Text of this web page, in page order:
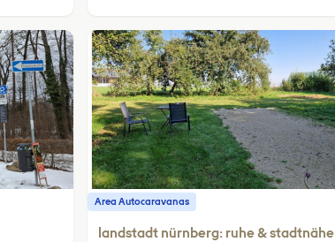
Area Autocaravanas
landstadt nürnberg: ruhe & stadtnähe